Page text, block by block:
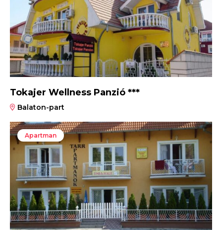
Tokajer Wellness Panzió ***
Balaton-part
Apartman